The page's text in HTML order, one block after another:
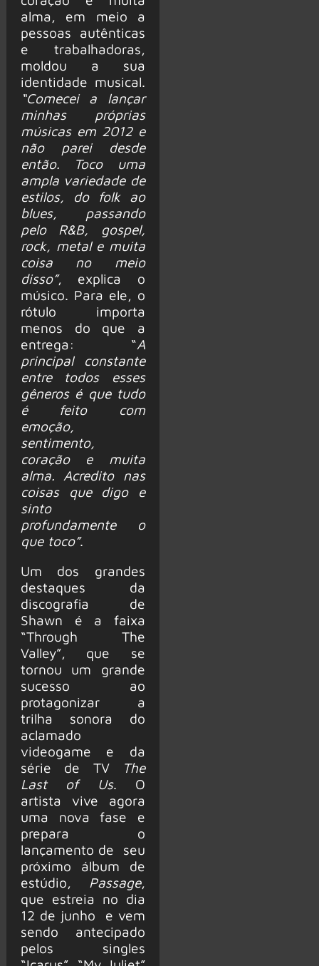
alma, em meio a
pessoas autênticas
e trabalhadoras,
moldou a sua
identidade musical.
“Comecei a lançar
minhas próprias
músicas em 2012 e
não parei desde
então. Toco uma
ampla variedade de
estilos, do folk ao
blues, passando
pelo R&B, gospel,
rock, metal e muita
coisa no meio
disso”, explica o
músico. Para ele, o
rótulo importa
menos do que a
entrega: “A
principal constante
entre todos esses
gêneros é que tudo
é feito com
emoção,
sentimento,
coração e muita
alma. Acredito nas
coisas que digo e
sinto
profundamente o
que toco”.
Um dos grandes
destaques da
discografia de
Shawn é a faixa
“Through The
Valley”, que se
tornou um grande
sucesso ao
protagonizar a
trilha sonora do
aclamado
videogame e da
série de TV
The
Last of Us. O
artista vive agora
uma nova fase e
prepara o
lançamento de seu
próximo álbum de
estúdio, Passage,
que estreia no dia
12 de junho e vem
sendo antecipado
pelos singles